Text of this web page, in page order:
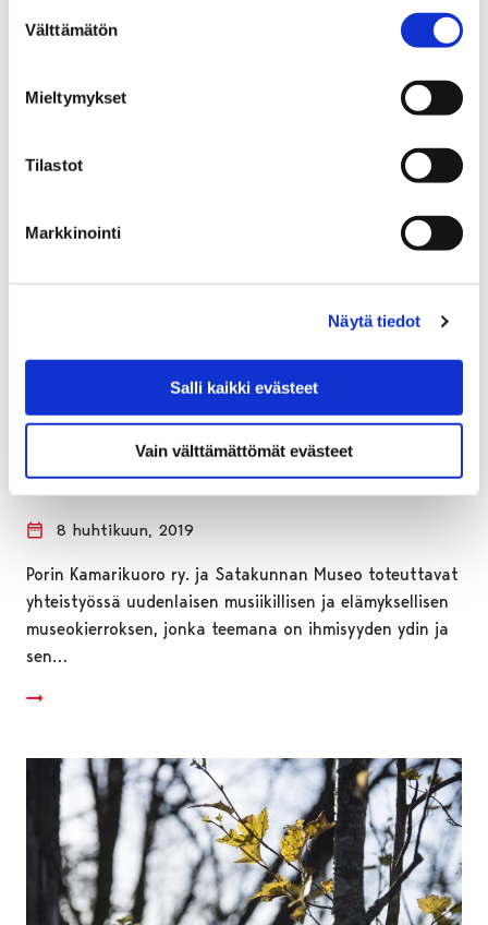
valinta
Välttämätön
Mieltymykset
Tilastot
Markkinointi
Näytä tiedot
Salli kaikki evästeet
Vain välttämättömät evästeet
tapahtuma, jossa halukkaat pääsevät tutustumaan
Kuka olit, ihminen? Museoiden yön
tarinallistettu musiikkiteos
8 huhtikuun, 2019
Porin Kamarikuoro ry. ja Satakunnan Museo toteuttavat
yhteistyössä uudenlaisen musiikillisen ja elämyksellisen
museokierroksen, jonka teemana on ihmisyyden ydin ja
sen…